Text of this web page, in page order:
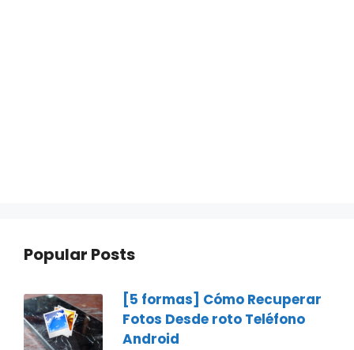
Popular Posts
[5 formas] Cómo Recuperar
Fotos Desde roto Teléfono
Android